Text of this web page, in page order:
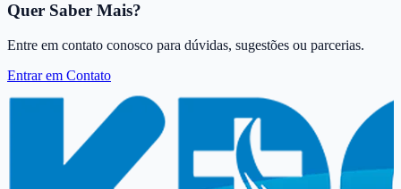
Quer Saber Mais?
Entre em contato conosco para dúvidas, sugestões ou parcerias.
Entrar em Contato